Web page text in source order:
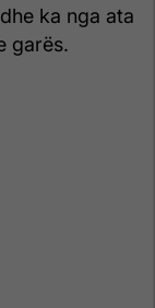
ka nga ata
garës.